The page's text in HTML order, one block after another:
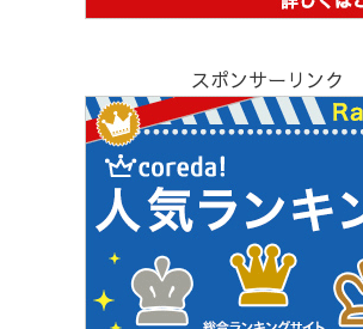
スポンサーリンク